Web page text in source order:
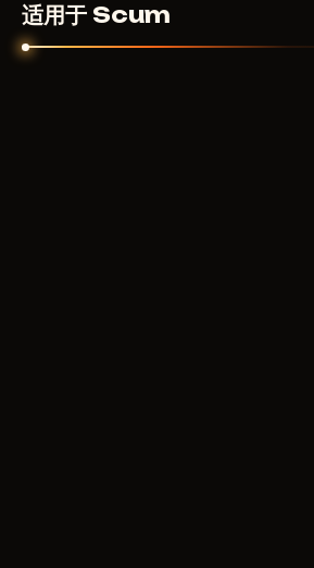
适用于 Scum